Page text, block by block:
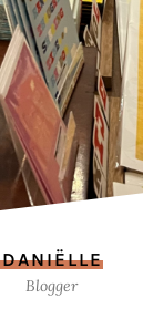
DANIËLLE
Blogger